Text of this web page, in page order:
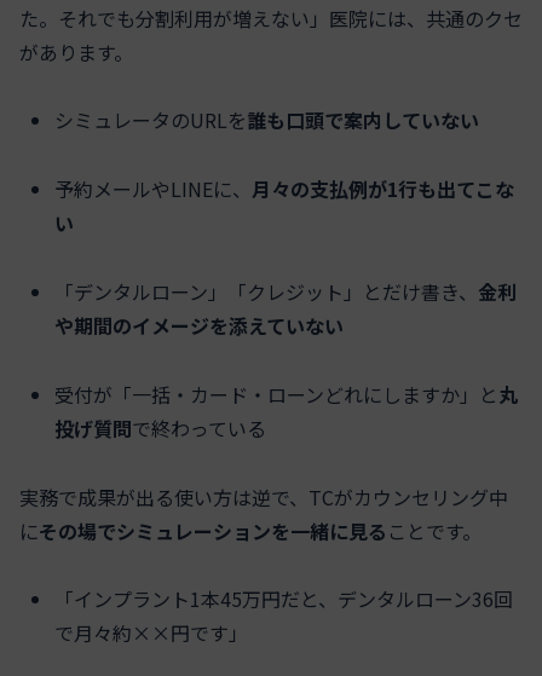
た。それでも分割利用が増えない」医院には、共通のクセ
があります。
シミュレータのURLを誰も口頭で案内していない
予約メールやLINEに、月々の支払例が1行も出てこな
い
「デンタルローン」「クレジット」とだけ書き、 金利
や期間のイメージを添えていない
受付が「一括・カード・ローンどれにしますか」と 丸
投げ質問で終わっている
実務で成果が出る使い方は逆で、TCがカウンセリング中
にその場でシミュレーションを一緒に見る ことです。
「インプラント1本45万円だと、デンタルローン36回
で月々約××円です」